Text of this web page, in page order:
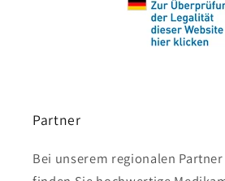
Partner
Bei unserem regionalen